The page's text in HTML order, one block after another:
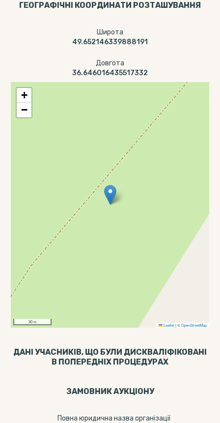
ГЕОГРАФІЧНІ КООРДИНАТИ РОЗТАШУВАННЯ
Широта
49.652146339888191
Довгота
36.646016435517332
+
−
30 m
Leaflet |©OpenStreetMap
ДАНІ УЧАСНИКІВ, ЩО БУЛИ ДИСКВАЛІФІКОВАНІ
В ПОПЕРЕДНІХ ПРОЦЕДУРАХ
ЗАМОВНИК АУКЦІОНУ
Повна юридична назва організації